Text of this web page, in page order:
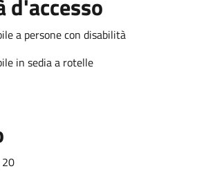
d'accesso
a persone con disabilità
in sedia a rotelle
20